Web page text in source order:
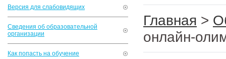
Версия для слабовидящих
Сведения об образовательной
организации
Как попасть на обучение
Главная >
онлайн-